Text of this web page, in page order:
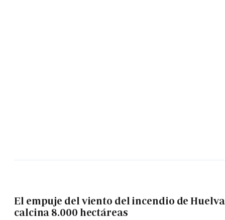
El empuje del viento del incendio de Huelva
calcina 8.000 hectáreas